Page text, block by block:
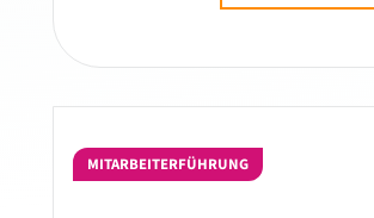
MITARBEITERFÜHRUNG